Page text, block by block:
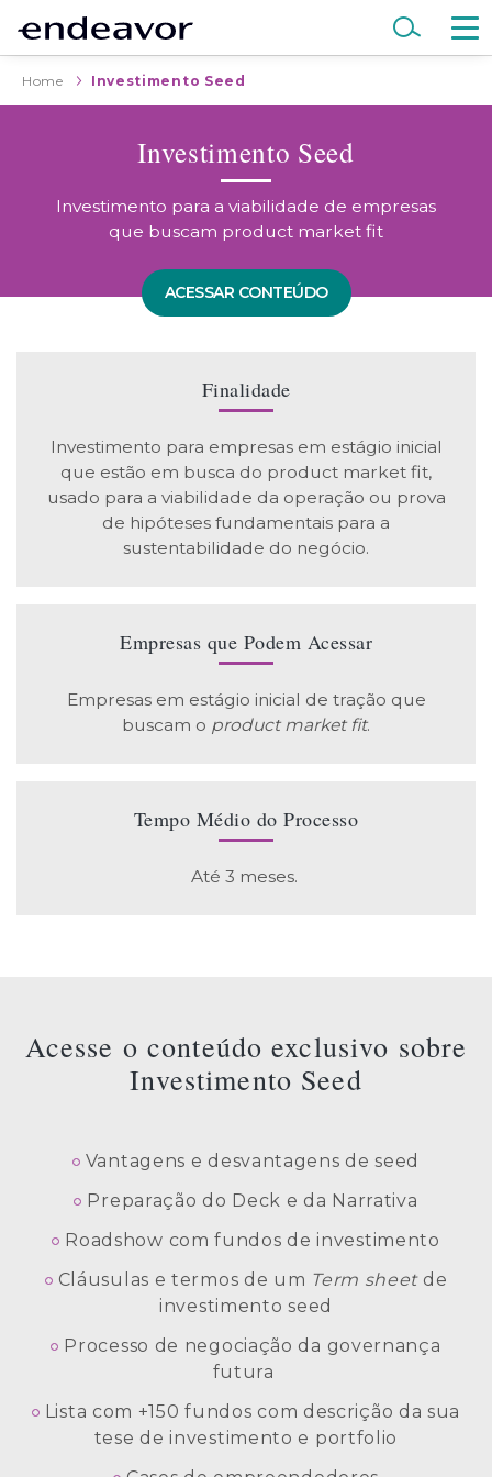
Home Investimento Seed
Investimento Seed
Investimento para a viabilidade de empresas
que buscam product market fit
ACESSAR CONTEÚDO
Finalidade
Investimento para empresas em estágio inicial
que estão em busca do product market fit,
usado para a viabilidade da operação ou prova
de hipóteses fundamentais para a
sustentabilidade do negócio.
Empresas que Podem Acessar
Empresas em estágio inicial de tração que
buscam o product market fit.
Tempo Médio do Processo
Até 3 meses.
Acesse o conteúdo exclusivo sobre
Investimento Seed
Vantagens e desvantagens de seed
Preparação do Deck e da Narrativa
Roadshow com fundos de investimento
Cláusulas e termos de um Term sheetde
investimento seed
Processo de negociação da governança
futura
Lista com +150 fundos com descrição da sua
tese de investimento e portfolio